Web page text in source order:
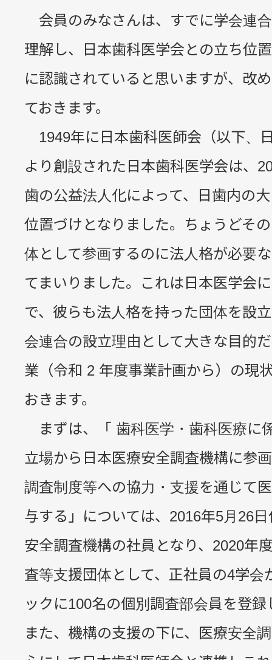
会員のみなさんは、すでに学会連
理解し、日本歯科医学会との立ち位
に認識されていると思いますが、改
ておきます。
1949年に日本歯科医師会（以下、
より創設された日本歯科医学会は、
歯の公益法人化によって、日歯内の
位置づけとなりました。ちょうどそ
体として参画するのに法人格が必要
てまいりました。これは日本医学会
で、彼らも法人格を持った団体を設
会連合の設立理由として大きな目的
業（令和 2 年度事業計画から）の現
おきます。
まずは、「 歯科医学・歯科医療に
立場から日本医療安全調査機構に参
調査制度等への協力・支援を通じて
与する」については、2016年5月26
安全調査機構の社員となり、2020年
査等支援団体として、正社員の4学会
ックに100名の個別調査部会員を登録
また、機構の支援の下に、医療安全